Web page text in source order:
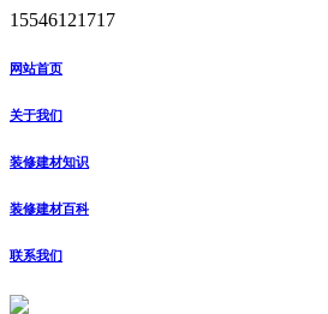
15546121717
网站首页
关于我们
装修建材知识
装修建材百科
联系我们